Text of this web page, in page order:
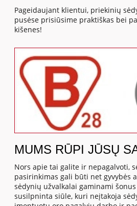
Pageidaujant klientui, priekinių
pusėse prisiūsime praktiškas bei
kišenes!
MUMS RŪPI JŪSŲ
Nors apie tai galite ir nepagalvoti,
pasirinkimas gali būti net gyvybės
sėdynių užvalkalai gaminami
susilpninta siūle, kuri neįtakoja